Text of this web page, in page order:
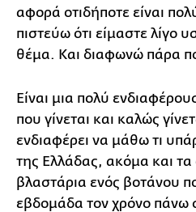
αφορά οτιδήποτε είναι
πιστεύω ότι είμαστε λίγο
θέμα. Και διαφωνώ πάρα
Είναι μια πολύ
που γίνεται και καλώς
ενδιαφέρει να μάθω τι
της Ελλάδας, ακόμα και
βλαστάρια ενός βοτάνου
εβδομάδα τον χρόνο πάνω